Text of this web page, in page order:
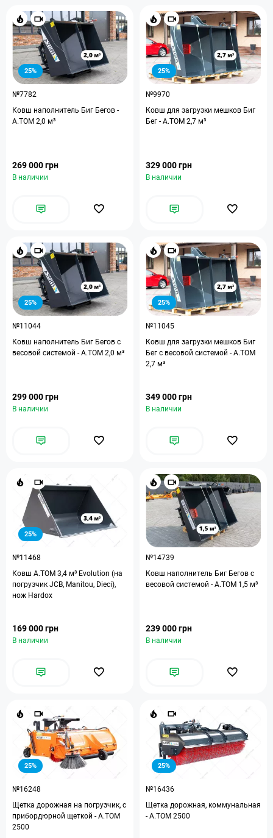
25%
№7782
Ковш наполнитель Биг Бегов -
А.ТОМ 2,0 м³
269 000 грн
В наличии
25%
№9970
Ковш для загрузки мешков Биг
Бег - A.TOM 2,7 м³
329 000 грн
В наличии
25%
№11044
Ковш наполнитель Биг Бегов с
весовой системой - А.ТОМ 2,0 м³
299 000 грн
В наличии
25%
№11045
Ковш для загрузки мешков Биг
Бег с весовой системой - A.TOM
2,7 м³
349 000 грн
В наличии
25%
№11468
Ковш A.TOM 3,4 м³ Evolution (на
погрузчик JCB, Manitou, Dieci),
нож Hardox
169 000 грн
В наличии
№14739
Ковш наполнитель Биг Бегов с
весовой системой - А.ТОМ 1,5 м³
239 000 грн
В наличии
25%
№16248
Щетка дорожная на погрузчик, с
прибордюрной щеткой - A.TOM
2500
25%
№16436
Щетка дорожная, коммунальная
- А.ТОМ 2500